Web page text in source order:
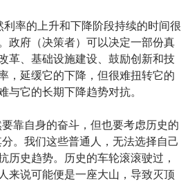
率的上升和下降阶段持续的时间很
政府（决策者）可以决定一部份真
革、基础设施建设、鼓励创新和技
，延缓它的下降，但很难扭转它的
与它的长期下降趋势对抗。
靠自身的奋斗，但也要考虑历史的
。我们这些普通人，无法选择自己
历史趋势。历史的车轮滚滚驶过，
来说可能便是一座大山，导致灭顶